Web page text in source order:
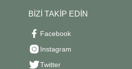
BİZİ TAKİP EDİN
Facebook
Instagram
Twitter